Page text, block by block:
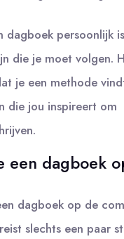
dagboek persoonlijk
die je moet volgen.
je een methode
die jou inspireert om
een dagboek
dagboek op de
slechts een paar